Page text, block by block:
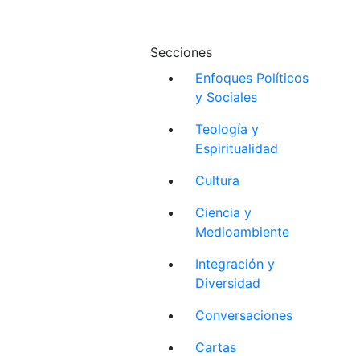
Secciones
Enfoques Políticos
y Sociales
Teología y
Espiritualidad
Cultura
Ciencia y
Medioambiente
Integración y
Diversidad
Conversaciones
Cartas